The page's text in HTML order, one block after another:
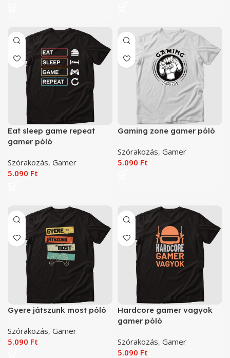
Eat sleep game repeat
gamer póló
Szórakozás, Gamer
5.090 Ft
Gaming zone gamer póló
Szórakozás, Gamer
5.090 Ft
Gyere játszunk most póló
Szórakozás, Gamer
5.090 Ft
Hardcore gamer vagyok
gamer póló
Szórakozás, Gamer
5.090 Ft